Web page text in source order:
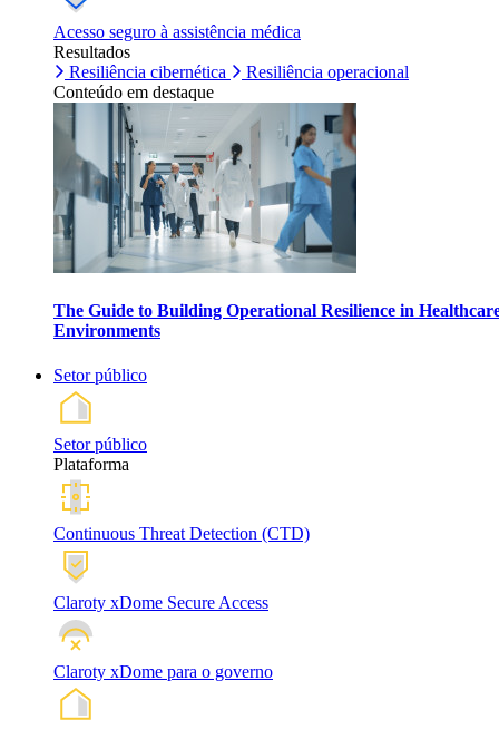
Acesso seguro à assistência médica
Resultados
Resiliência cibernética
Resiliência operacional
Conteúdo em destaque
The Guide to Building Operational Resilience in
Environments
Setor público
Setor público
Plataforma
Continuous Threat Detection (CTD)
Claroty xDome Secure Access
Claroty xDome para o governo